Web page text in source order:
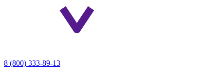
8 (800) 333-89-13